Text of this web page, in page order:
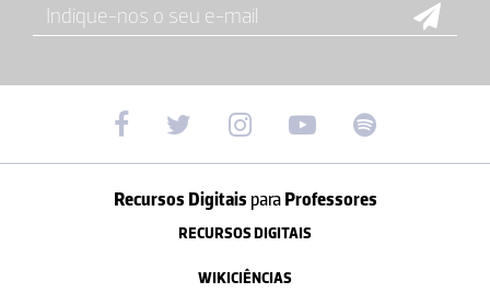
Recursos Digitais paraProfessores
RECURSOS DIGITAIS
WIKICIÊNCIAS